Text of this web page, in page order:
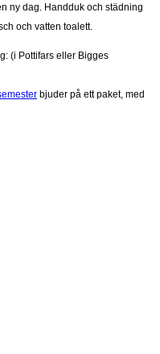
ny dag. Handduk och städning
och vatten toalett.
(i Pottifars eller Bigges
bjuder på ett paket, med